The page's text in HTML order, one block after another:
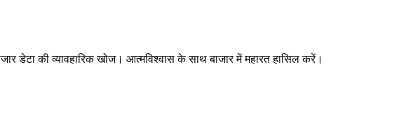
डेटा की व्यावहारिक खोज। आत्मविश्वास के साथ बाजार में महारत हासिल करें।